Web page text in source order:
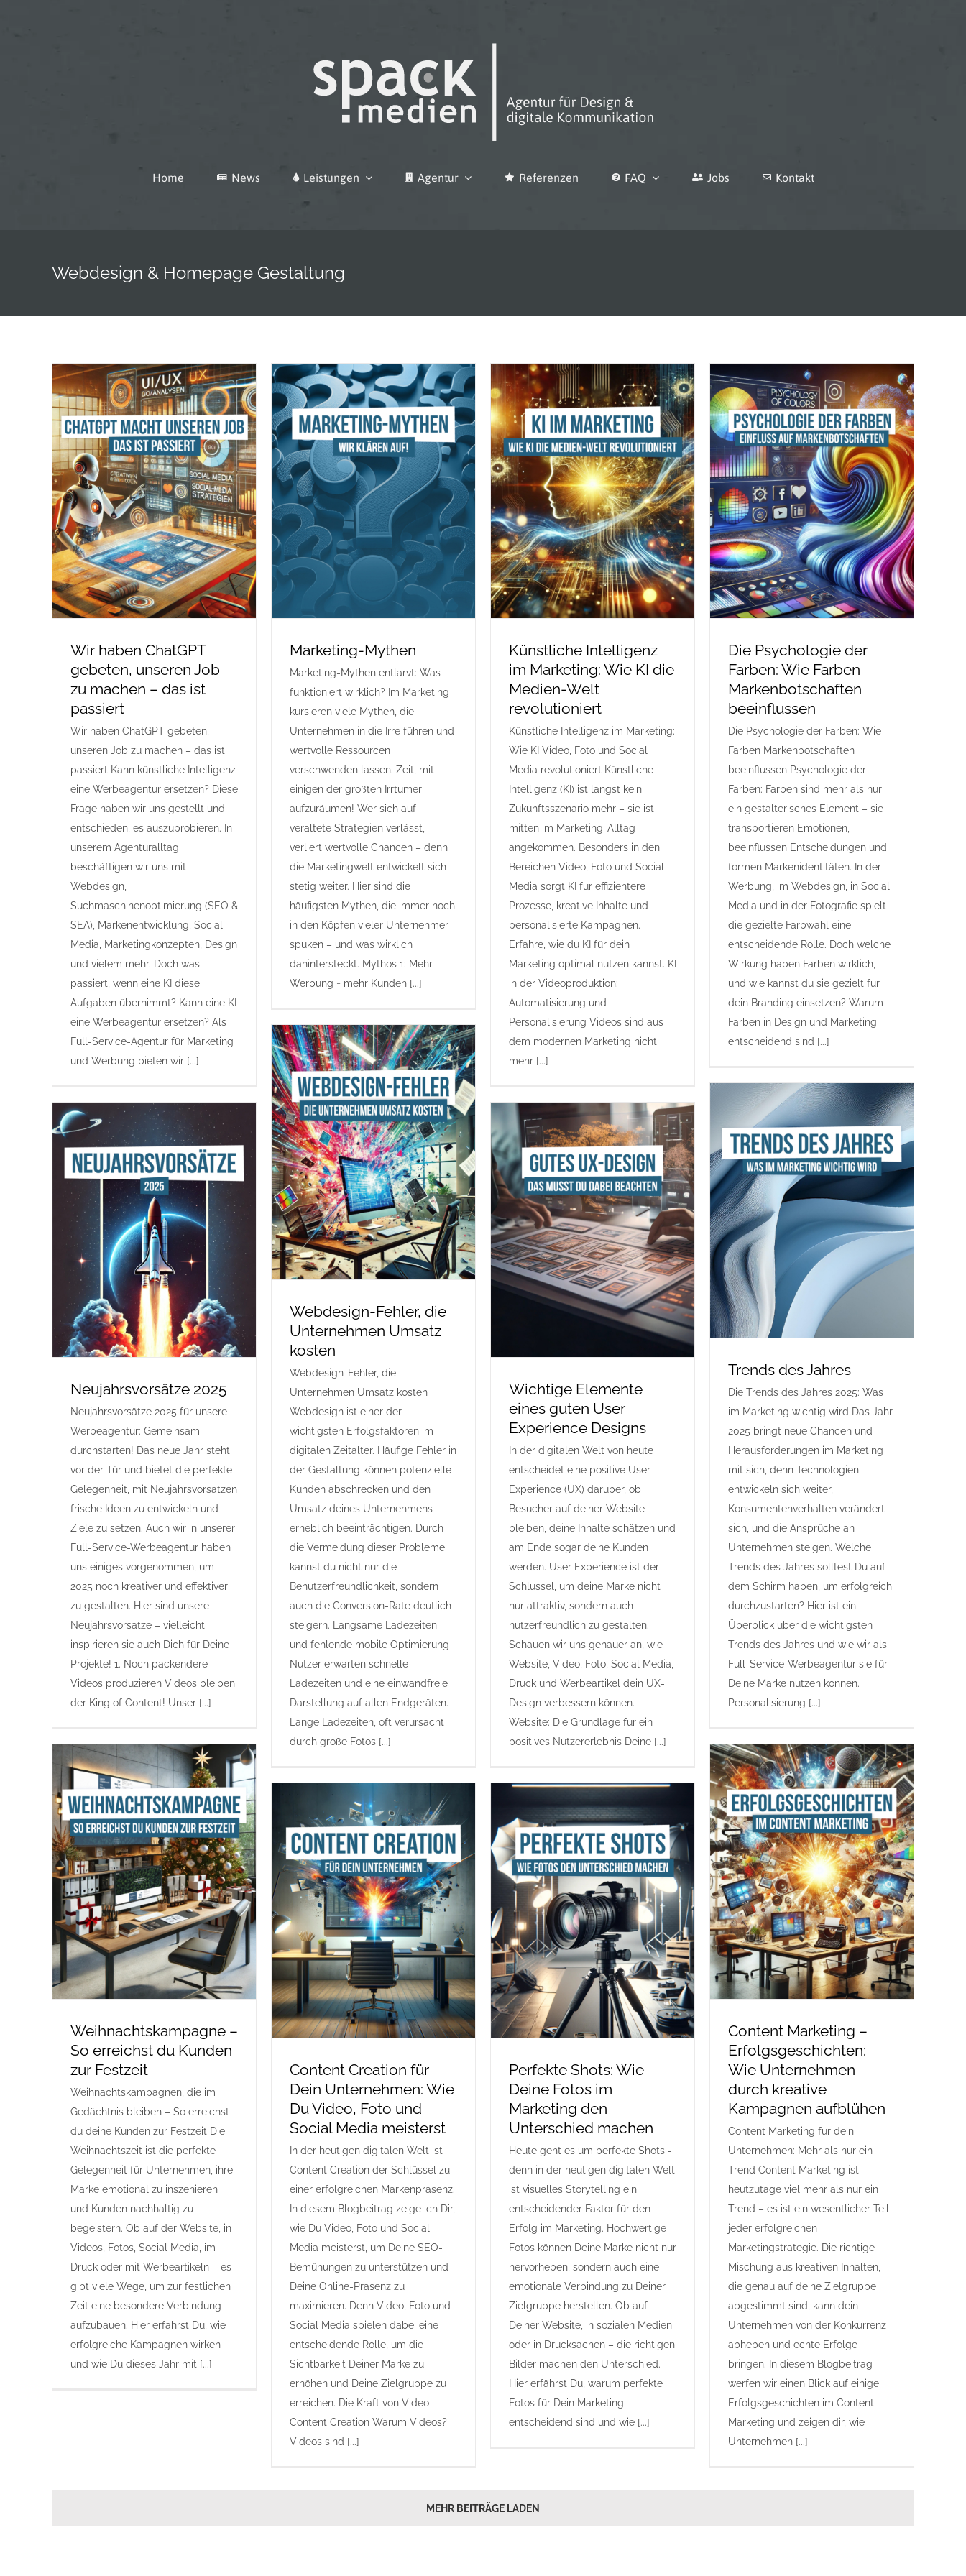
Home News Leistungen Agentur Referenzen FAQ Jobs Kontakt
Webdesign & Homepage Gestaltung
Wir haben ChatGPT gebeten,
unseren Job zu machen – das ist
passiert
Fotos
und mehrVideos und
FilmeWebdesign & Homepage
Gestaltung
Wir haben ChatGPT
gebeten, unseren Job
zu machen – das ist
passiert
Wir haben ChatGPT gebeten,
unseren Job zu machen – das ist
passiert Kann künstliche Intelligenz
eine Werbeagentur ersetzen? Diese
Frage haben wir uns gestellt und
entschieden, es auszuprobieren. In
unserem Agenturalltag
beschäftigen wir uns mit
Webdesign,
Suchmaschinenoptimierung (SEO &
SEA), Markenentwicklung, Social
Media, Marketingkonzepten, Design
und vielem mehr. Doch was
passiert, wenn eine KI diese
Aufgaben übernimmt? Kann eine KI
eine Werbeagentur ersetzen? Als
Full-Service-Agentur für Marketing
und Werbung bieten wir [...]
Marketing-Mythen
Marketing-Mythen entlarvt: Was
funktioniert wirklich? Im Marketing
kursieren viele Mythen, die
Unternehmen in die Irre führen und
wertvolle Ressourcen
verschwenden lassen. Zeit, mit
einigen der größten Irrtümer
aufzuräumen! Wer sich auf
veraltete Strategien verlässt,
verliert wertvolle Chancen – denn
die Marketingwelt entwickelt sich
stetig weiter. Hier sind die
häufigsten Mythen, die immer noch
in den Köpfen vieler Unternehmer
spuken – und was wirklich
dahintersteckt. Mythos 1: Mehr
Werbung = mehr Kunden [...]
Künstliche Intelligenz im
Marketing: Wie KI die Medien-
Welt revolutioniert
Unsere
Homepage Gestaltung
Künstliche Intelligenz
im Marketing: Wie KI die
Medien-Welt
revolutioniert
Künstliche Intelligenz im Marketing:
Wie KI Video, Foto und Social
Media revolutioniert Künstliche
Intelligenz (KI) ist längst kein
Zukunftsszenario mehr – sie ist
mitten im Marketing-Alltag
angekommen. Besonders in den
Bereichen Video, Foto und Social
Media sorgt KI für effizientere
Prozesse, kreative Inhalte und
personalisierte Kampagnen.
Erfahre, wie du KI für dein
Marketing optimal nutzen kannst. KI
in der Videoproduktion:
Automatisierung und
Personalisierung Videos sind aus
dem modernen Marketing nicht
mehr [...]
Farben Markenbotschaften
beeinflussen
Unsere
NewsWebdesign &
Homepage Gestaltung
Die Psychologie der
Farben: Wie Farben
Markenbotschaften
beeinflussen
Die Psychologie der Farben: Wie
Farben Markenbotschaften
beeinflussen Psychologie der
Farben: Farben sind mehr als nur
ein gestalterisches Element – sie
transportieren Emotionen,
beeinflussen Entscheidungen und
formen Markenidentitäten. In der
Werbung, im Webdesign, in Social
Media und in der Fotografie spielt
die gezielte Farbwahl eine
entscheidende Rolle. Doch welche
Wirkung haben Farben wirklich,
und wie kannst du sie gezielt für
dein Branding einsetzen? Warum
Farben in Design und Marketing
entscheidend sind [...]
Webdesign-Fehler, die
Unternehmen Umsatz kosten
Unsere
NewsWebdesign &
Homepage Gestaltung
Webdesign-Fehler, die
Unternehmen Umsatz
kosten
Webdesign-Fehler, die
Unternehmen Umsatz kosten
Webdesign ist einer der
wichtigsten Erfolgsfaktoren im
digitalen Zeitalter. Häufige Fehler in
der Gestaltung können potenzielle
Kunden abschrecken und den
Umsatz deines Unternehmens
erheblich beeinträchtigen. Durch
die Vermeidung dieser Probleme
kannst du nicht nur die
Benutzerfreundlichkeit, sondern
auch die Conversion-Rate deutlich
steigern. Langsame Ladezeiten
und fehlende mobile Optimierung
Nutzer erwarten schnelle
Ladezeiten und eine einwandfreie
Darstellung auf allen Endgeräten.
Lange Ladezeiten, oft verursacht
durch große Fotos [...]
Trends des Jahres
Die Trends des Jahres 2025: Was
im Marketing wichtig wird Das Jahr
2025 bringt neue Chancen und
Herausforderungen im Marketing
mit sich, denn Technologien
entwickeln sich weiter,
Konsumentenverhalten verändert
sich, und die Ansprüche an
Unternehmen steigen. Welche
Trends des Jahres solltest Du auf
dem Schirm haben, um erfolgreich
durchzustarten? Hier ist ein
Überblick über die wichtigsten
Trends des Jahres und wie wir als
Full-Service-Werbeagentur sie für
Deine Marke nutzen können.
Personalisierung [...]
und FotosFotos und
Neujahrsvorsätze 2025
Neujahrsvorsätze 2025 für unsere
Werbeagentur: Gemeinsam
durchstarten! Das neue Jahr steht
vor der Tür und bietet die perfekte
Gelegenheit, mit Neujahrsvorsätzen
frische Ideen zu entwickeln und
Ziele zu setzen. Auch wir in unserer
Full-Service-Werbeagentur haben
uns einiges vorgenommen, um
2025 noch kreativer und effektiver
zu gestalten. Hier sind unsere
Neujahrsvorsätze – vielleicht
inspirieren sie auch Dich für Deine
Projekte! 1. Noch packendere
Videos produzieren Videos bleiben
der King of Content! Unser [...]
Wichtige Elemente eines guten
User Experience Designs
Unsere
NewsWebdesign &
Homepage Gestaltung
Wichtige Elemente
eines guten User
Experience Designs
In der digitalen Welt von heute
entscheidet eine positive User
Experience (UX) darüber, ob
Besucher auf deiner Website
bleiben, deine Inhalte schätzen und
am Ende sogar deine Kunden
werden. User Experience ist der
Schlüssel, um deine Marke nicht
nur attraktiv, sondern auch
nutzerfreundlich zu gestalten.
Schauen wir uns genauer an, wie
Website, Video, Foto, Social Media,
Druck und Werbeartikel dein UX-
Design verbessern können.
Website: Die Grundlage für ein
positives Nutzererlebnis Deine [...]
Weihnachtskampagne – So
erreichst du Kunden zur Festzeit
Die Welt der
WerbeartikelDrohnenaufnahmen und
Fotos
Weihnachtskampagne –
So erreichst du Kunden
zur Festzeit
Weihnachtskampagnen, die im
Gedächtnis bleiben – So erreichst
du deine Kunden zur Festzeit Die
Weihnachtszeit ist die perfekte
Gelegenheit für Unternehmen, ihre
Marke emotional zu inszenieren
und Kunden nachhaltig zu
begeistern. Ob auf der Website, in
Videos, Fotos, Social Media, im
Druck oder mit Werbeartikeln – es
gibt viele Wege, um zur festlichen
Zeit eine besondere Verbindung
aufzubauen. Hier erfährst Du, wie
erfolgreiche Kampagnen wirken
und wie Du dieses Jahr mit [...]
Content Marketing –
Erfolgsgeschichten: Wie
Unternehmen durch kreative
Kampagnen aufblühen
Internetagentur für den Raum Koblenz -
Limburg
Content Marketing –
Erfolgsgeschichten:
Wie Unternehmen
durch kreative
Kampagnen aufblühen
Content Marketing für dein
Unternehmen: Mehr als nur ein
Trend Content Marketing ist
heutzutage viel mehr als nur ein
Trend – es ist ein wesentlicher Teil
jeder erfolgreichen
Marketingstrategie. Die richtige
Mischung aus kreativen Inhalten,
die genau auf deine Zielgruppe
abgestimmt sind, kann dein
Unternehmen von der Konkurrenz
abheben und echte Erfolge
bringen. In diesem Blogbeitrag
werfen wir einen Blick auf einige
Erfolgsgeschichten im Content
Marketing und zeigen dir, wie
Unternehmen [...]
Content Creation für Dein
Unternehmen: Wie Du Video,
Foto und Social Media meisterst
Unsere
NewsWebdesign &
Homepage Gestaltung
Content Creation für
Dein Unternehmen: Wie
Du Video, Foto und
Social Media meisterst
In der heutigen digitalen Welt ist
Content Creation der Schlüssel zu
einer erfolgreichen Markenpräsenz.
In diesem Blogbeitrag zeige ich Dir,
wie Du Video, Foto und Social
Media meisterst, um Deine SEO-
Bemühungen zu unterstützen und
Deine Online-Präsenz zu
maximieren. Denn Video, Foto und
Social Media spielen dabei eine
entscheidende Rolle, um die
Sichtbarkeit Deiner Marke zu
erhöhen und Deine Zielgruppe zu
erreichen. Die Kraft von Video
Content Creation Warum Videos?
Videos sind [...]
Perfekte Shots: Wie Deine Fotos
im Marketing den Unterschied
Drohnenaufnahmen
und Fotos
Internetagentur für den Raum Koblenz -
Limburg
Perfekte Shots: Wie
Deine Fotos im
Marketing den
Unterschied machen
Heute geht es um perfekte Shots -
denn in der heutigen digitalen Welt
ist visuelles Storytelling ein
entscheidender Faktor für den
Erfolg im Marketing. Hochwertige
Fotos können Deine Marke nicht nur
hervorheben, sondern auch eine
emotionale Verbindung zu Deiner
Zielgruppe herstellen. Ob auf
Deiner Website, in sozialen Medien
oder in Drucksachen – die richtigen
Bilder machen den Unterschied.
Hier erfährst Du, warum perfekte
Fotos für Dein Marketing
entscheidend sind und wie [...]
MEHR BEITRÄGE LADEN